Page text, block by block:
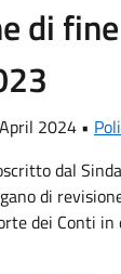
di
2024 •
dal
di
dei Conti